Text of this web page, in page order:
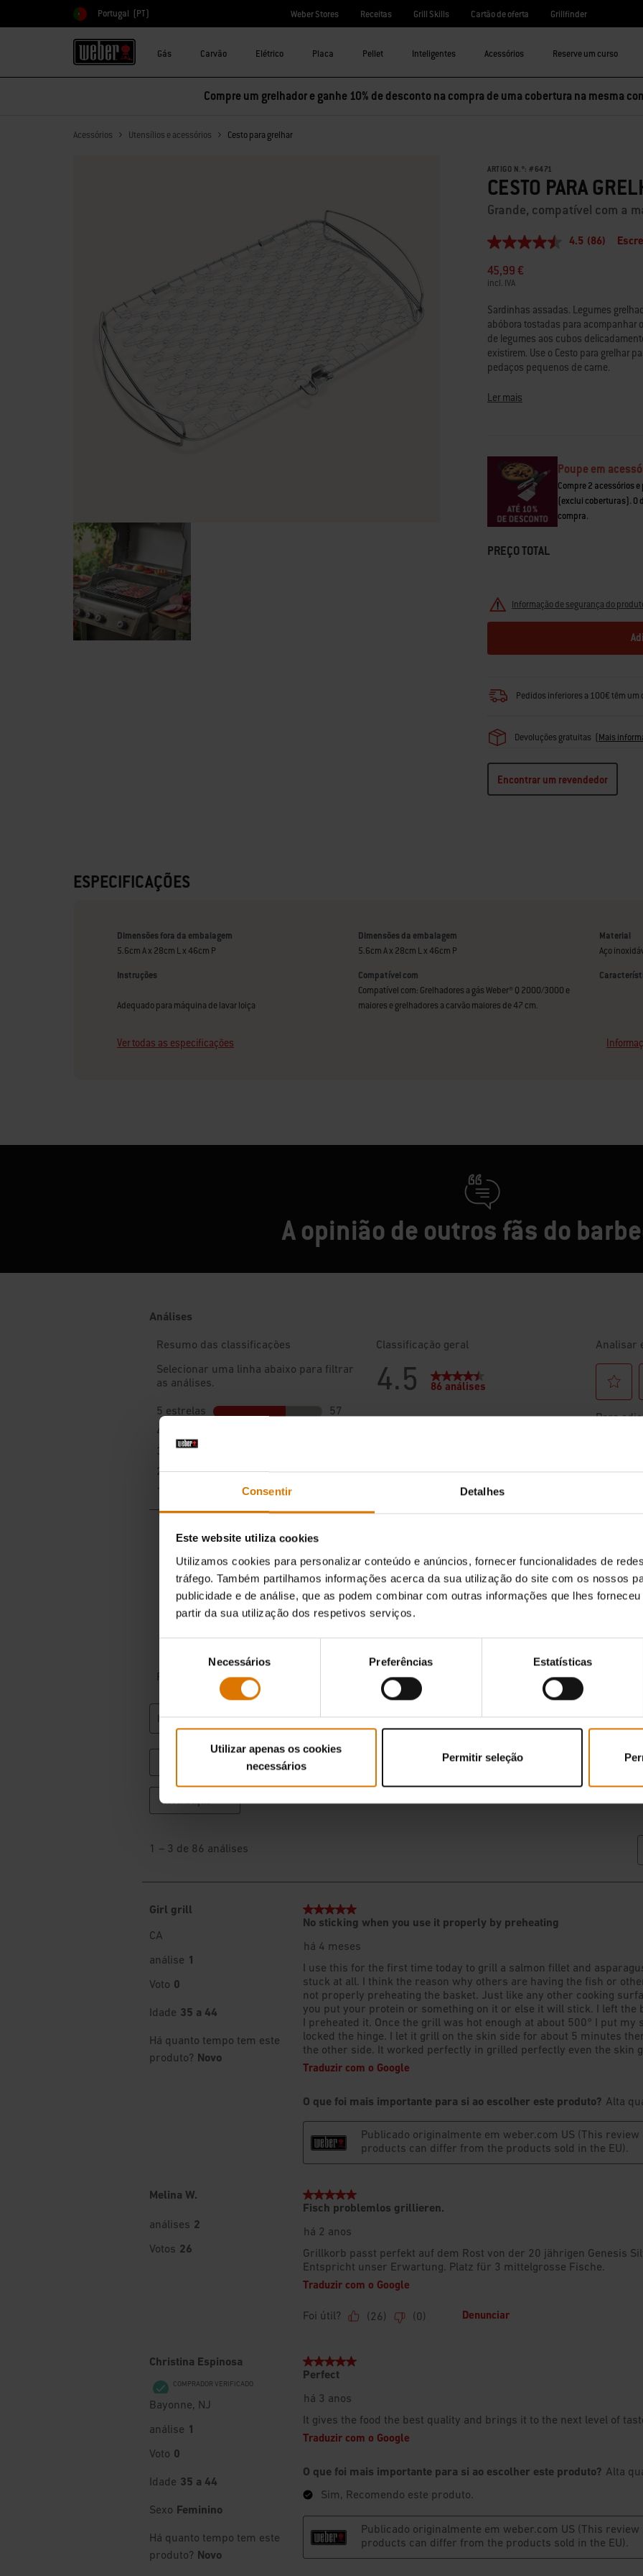
Consentir Detalhes
Este website utiliza cookies
Utilizamos cookies para personalizar conteúdo e anúncios, fornecer funcionalidades de
tráfego. Também partilhamos informações acerca da sua utilização do site com os nossos
publicidade e de análise, que as podem combinar com outras informações que lhes
partir da sua utilização dos respetivos serviços.
consentimento
Necessários Preferências Estatísticas
Utilizar apenas os cookies
necessários
Permitir seleção
Escolher país
Portugal (PT) Weber Stores Receitas Grill Skills Cartão de oferta Grillfinder
Gás Carvão Elétrico Placa Pellet Inteligentes Acessórios Reserve um curso
Compre um grelhador e ganhe 10% de desconto na compra de uma cobertura na mesma
Acessórios Utensílios e acessórios Cesto para grelhar
ARTIGO N.º: # 6471
CESTO PARA
Grande, compatível com a
4.5
5
estrelas,
médio
de
classificação.
Read
86
Reviews.
Link
a
4.5 (86)
45,99 €
incl. IVA
Sardinhas assadas. Legumes
abóbora tostadas para acompanhar
de legumes aos cubos
existirem. Use o Cesto para grelhar
pedaços pequenos de carne.
Ler mais
Poupe em
Compre 2 acessórios
(exclui coberturas). O
compra.
PREÇO TOTAL
Informação de segurança do
Pedidos inferiores a 100€ têm um
Devoluções gratuitas (Mais
Encontrar um revendedor
ESPECIFICAÇÕES
Dimensões fora da embalagem
5.6cm A x 28cm L x 46cm P
Dimensões da embalagem
5.6cm A x 28cm L x 46cm P
Material
Aço
Instruções
Adequado para máquina de lavar loiça
Compatível com
Compatível com: Grelhadores a gás Weber®️ Q 2000/3000 e
maiores e grelhadores a carvão maiores de 47 cm.
Ver todas as especificações
A opinião de outros fãs do